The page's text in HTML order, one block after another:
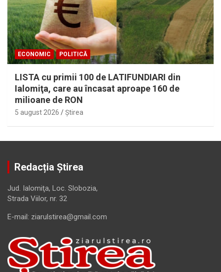
ECONOMIC POLITICĂ
LISTA cu primii 100 de LATIFUNDIARI din
Ialomiţa, care au încasat aproape 160 de
milioane de RON
5 august 2026 Ştirea
Redacția Știrea
Jud. Ialomiţa, Loc. Slobozia,
Strada Viilor, nr. 32
E-mail: ziarulstirea@gmail.com